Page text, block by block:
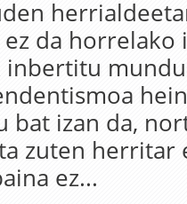
ez da horrelako
bat izan da,
zuten herritar
ez...